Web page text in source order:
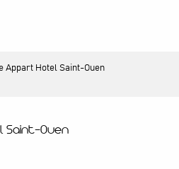
Appart Hotel Saint-Ouen
Saint-Ouen